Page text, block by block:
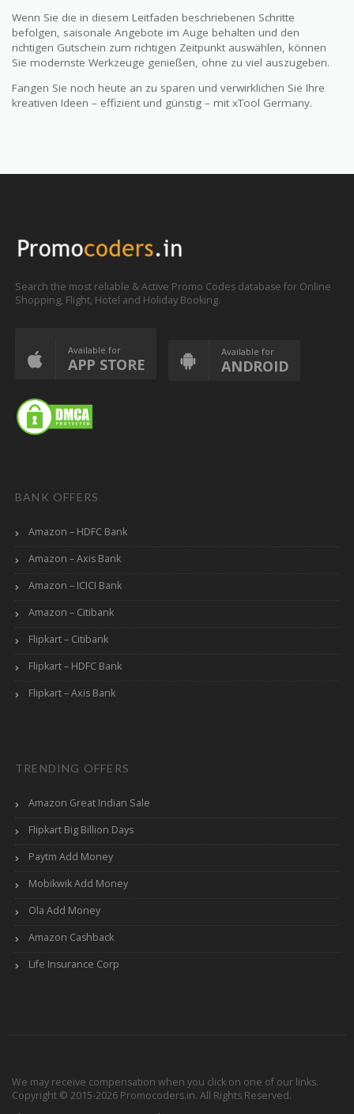
Wenn Sie die in diesem Leitfaden beschriebenen Schritte
befolgen, saisonale Angebote im Auge behalten und den
richtigen Gutschein zum richtigen Zeitpunkt auswählen, können
Sie modernste Werkzeuge genießen, ohne zu viel auszugeben.
Fangen Sie noch heute an zu sparen und verwirklichen Sie Ihre
kreativen Ideen – effizient und günstig – mit xTool Germany.
Search the most reliable & Active Promo Codes database for Online
Shopping, Flight, Hotel and Holiday Booking.
Available for
APP STORE
Available for
ANDROID
BANK OFFERS
Amazon – HDFC Bank
Amazon – Axis Bank
Amazon – ICICI Bank
Amazon – Citibank
Flipkart – Citibank
Flipkart – HDFC Bank
Flipkart – Axis Bank
TRENDING OFFERS
Amazon Great Indian Sale
Flipkart Big Billion Days
Paytm Add Money
Mobikwik Add Money
Ola Add Money
Amazon Cashback
Life Insurance Corp
We may receive compensation when you click on one of our links.
Copyright © 2015-2026 Promocoders.in. All Rights Reserved.